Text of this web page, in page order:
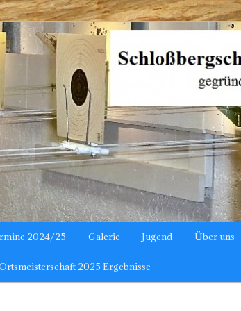
Julbach
2024/25 Galerie Jugend Über uns
2025 Ergebnisse